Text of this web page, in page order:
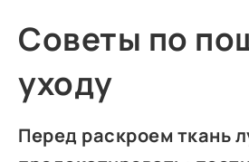
Советы по
уходу
Перед раскроем ткань